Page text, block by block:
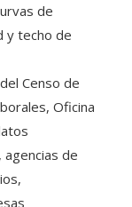
de
y techo de
Censo de
Oficina
de